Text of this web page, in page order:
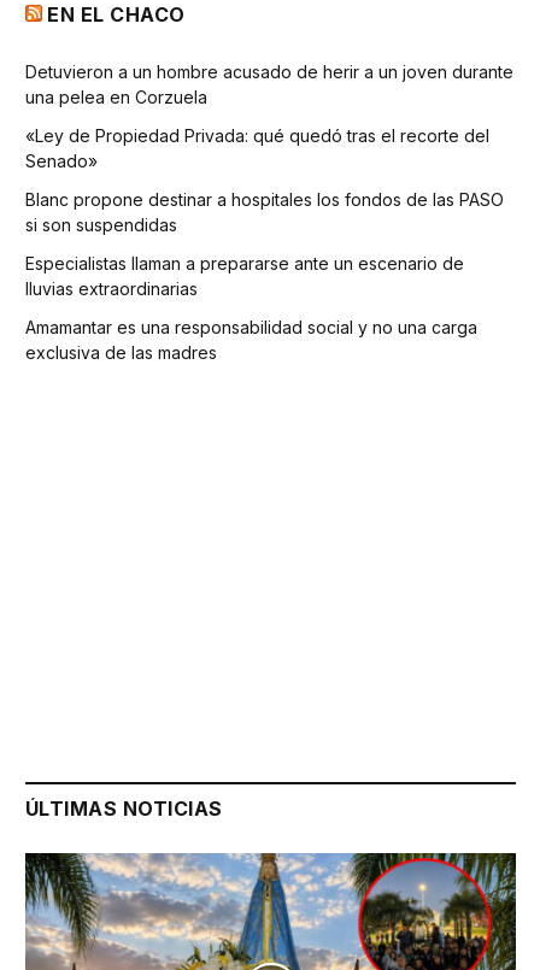
EN EL CHACO
Detuvieron a un hombre acusado de herir a un joven durante
una pelea en Corzuela
«Ley de Propiedad Privada: qué quedó tras el recorte del
Senado»
Blanc propone destinar a hospitales los fondos de las PASO
si son suspendidas
Especialistas llaman a prepararse ante un escenario de
lluvias extraordinarias
Amamantar es una responsabilidad social y no una carga
exclusiva de las madres
ÚLTIMAS NOTICIAS